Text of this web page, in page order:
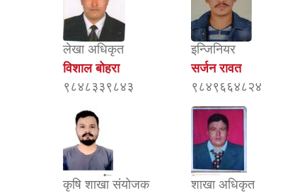
लेखा अधिकृत
विशाल बोहरा
९८४८३३९८४३
इन्जिनियर
सर्जन रावत
९८४९६६४८२४
कृषि शाखा संयोजक
शाखा अधिकृत